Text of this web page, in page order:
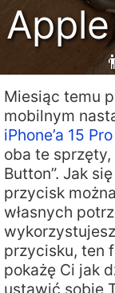
Miesiąc temu
mobilnym
iPhone’a 15
oba te
Button”. Jak
przycisk
własnych
przycisku, ten
pokażę Ci jak